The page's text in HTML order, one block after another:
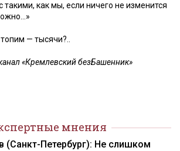
такими, как мы, если ничего не изменится
— тысячи?..
«Кремлевский безБашенник»
мнения
(Санкт-Петербург): Не слишком